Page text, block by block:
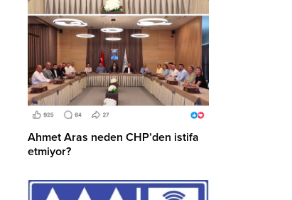
Ahmet Aras neden CHP’den istifa
etmiyor?